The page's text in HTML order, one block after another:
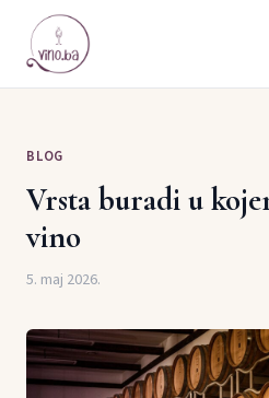
BLOG
Vrsta buradi u
vino
5. maj 2026.